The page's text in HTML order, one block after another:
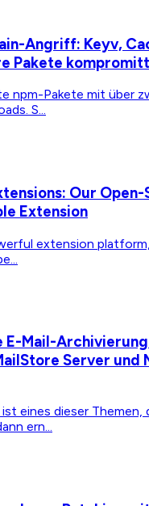
Angriff: Keyv,
Pakete
npm-Pakete mit über
S...
Our
Extension
extension
E-Mail-
Server und
eines dieser Themen,
ern...